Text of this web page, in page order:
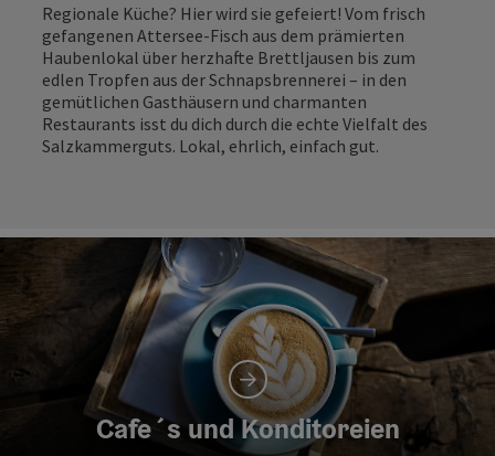
Regionale Küche? Hier wird sie gefeiert! Vom frisch
gefangenen Attersee-Fisch aus dem prämierten
Haubenlokal über herzhafte Brettljausen bis zum
edlen Tropfen aus der Schnapsbrennerei – in den
gemütlichen Gasthäusern und charmanten
Restaurants isst du dich durch die echte Vielfalt des
Salzkammerguts. Lokal, ehrlich, einfach gut.
Cafe´s und Konditoreien